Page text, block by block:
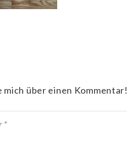
mich über einen Kommentar!